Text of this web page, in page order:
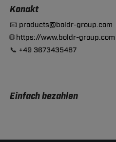
Konakt
📧 products@boldr-group.com
🌐https://www.boldr-group.com
📞 +49 3673435487
Einfach bezahlen